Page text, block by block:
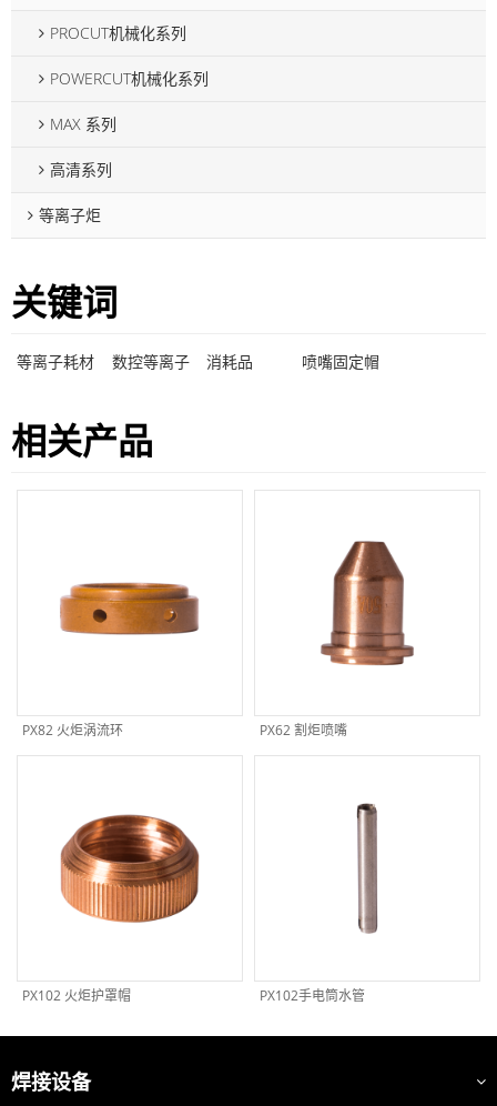
PROCUT机械化系列
POWERCUT机械化系列
MAX 系列
高清系列
等离子炬
关键词
等离子耗材 数控等离子 消耗品 喷嘴固定帽
相关产品
PX82 火炬涡流环 PX62 割炬喷嘴
PX102 火炬护罩帽 PX102手电筒水管
焊接设备